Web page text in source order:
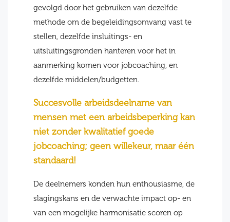
gevolgd door het gebruiken van dezelfde
methode om de begeleidingsomvang vast te
stellen, dezelfde insluitings- en
uitsluitingsgronden hanteren voor het in
aanmerking komen voor jobcoaching, en
dezelfde middelen/budgetten.
Succesvolle arbeidsdeelname van
mensen met een arbeidsbeperking kan
niet zonder kwalitatief goede
jobcoaching; geen willekeur, maar één
standaard!
De deelnemers konden hun enthousiasme, de
slagingskans en de verwachte impact op- en
van een mogelijke harmonisatie scoren op